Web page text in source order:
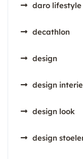
daro lifestyle
decathlon
design
design
design look
design